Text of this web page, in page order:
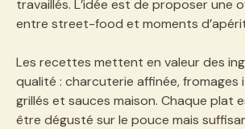
travaillés. L’idée est de proposer une
entre street-food et moments
Les recettes mettent en valeur des
qualité : charcuterie affinée, fromages
grillés et sauces maison. Chaque plat
être dégusté sur le pouce mais